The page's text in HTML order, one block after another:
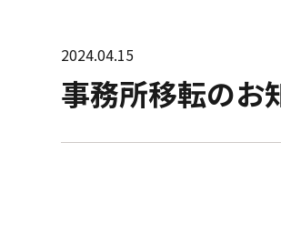
2024.04.15
事務所移転のお